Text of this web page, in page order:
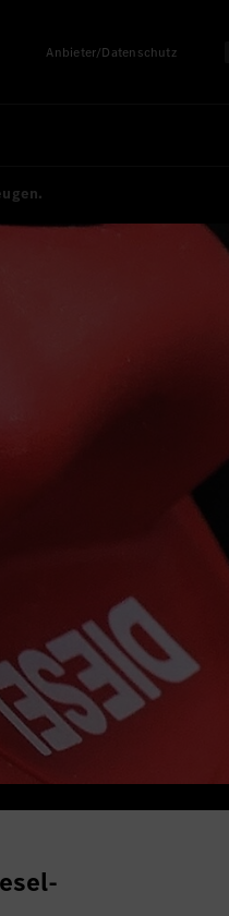
Anbieter/Datenschutz